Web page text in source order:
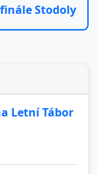
Stodoly
Letní Tábor